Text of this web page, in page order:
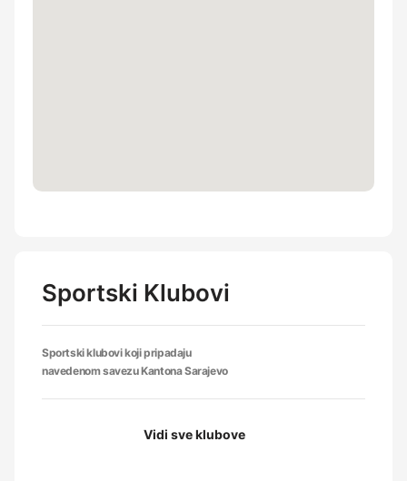
Sportski Klubovi
Sportski klubovi koji pripadaju
navedenom savezu Kantona Sarajevo
Vidi sve klubove